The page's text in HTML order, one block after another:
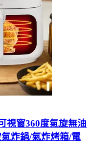
視窗360度氣旋無油
炸鍋/氣炸烤箱/電